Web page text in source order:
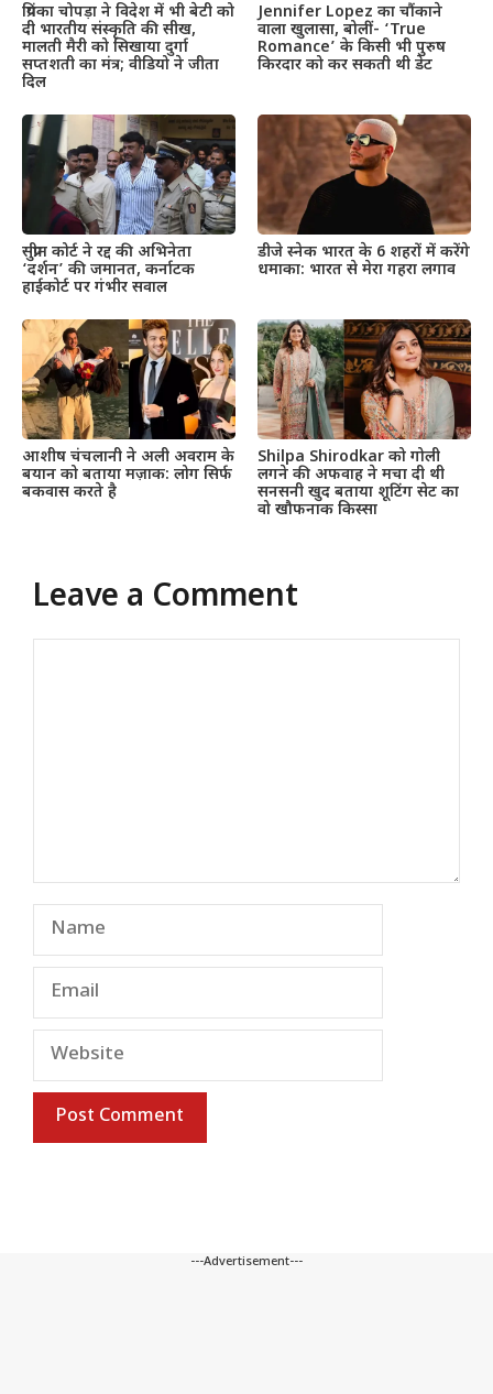
प्रियंका चोपड़ा ने विदेश में भी बेटी को
दी भारतीय संस्कृति की सीख,
मालती मैरी को सिखाया दुर्गा
सप्तशती का मंत्र; वीडियो ने जीता
दिल
Jennifer Lopez का चौंकाने
वाला खुलासा, बोलीं- ‘True
Romance’ के किसी भी पुरुष
किरदार को कर सकती थी डेट
सुप्रीम कोर्ट ने रद्द की अभिनेता
‘दर्शन’ की जमानत, कर्नाटक
हाईकोर्ट पर गंभीर सवाल
डीजे स्नेक भारत के 6 शहरों में करेंगे
धमाका: भारत से मेरा गहरा लगाव
आशीष चंचलानी ने अली अवराम के
बयान को बताया मज़ाक: लोग सिर्फ
बकवास करते है
Shilpa Shirodkar को गोली
लगने की अफवाह ने मचा दी थी
सनसनी खुद बताया शूटिंग सेट का
वो खौफनाक किस्सा
Leave a Comment
Name
Email
Website
---Advertisement---